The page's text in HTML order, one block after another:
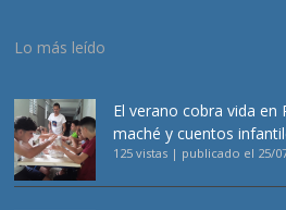
Lo más leído
El verano cobra vida en
maché y cuentos
125 vistas | publicado el 25/